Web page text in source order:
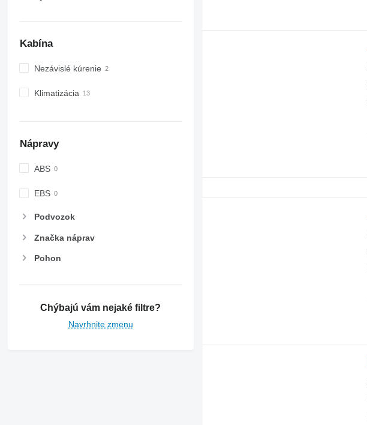
Kabína
Nezávislé kúrenie
Klimatizácia
Nápravy
ABS
EBS
Podvozok
Značka náprav
Pohon
Chýbajú vám nejaké filtre?
Navrhnite zmenu